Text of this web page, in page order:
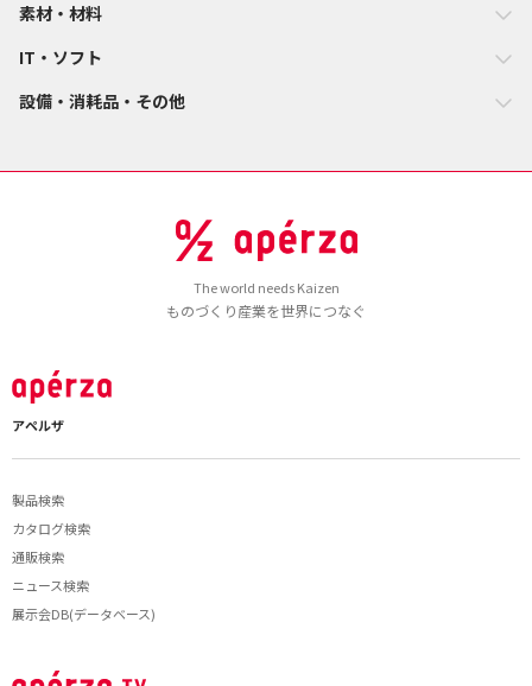
素材・材料
IT・ソフト
設備・消耗品・その他
The world needs Kaizen
ものづくり産業を世界につなぐ
アペルザ
製品検索
カタログ検索
通販検索
ニュース検索
展示会DB(データベース)